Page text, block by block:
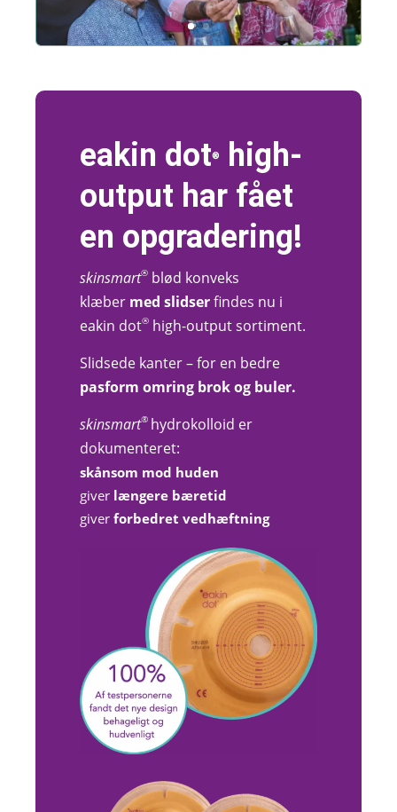
eakin dot®
high-
output har fået
en opgradering!
skinsmart® blød konveks
klæber med slidserfindes nu i
eakin dot® high-output sortiment.
Slidsede kanter – for en bedre
pasform omring brok og buler.
skinsmart® hydrokolloid er
dokumenteret:
skånsom mod huden
giver længere bæretid
giverforbedret vedhæftning